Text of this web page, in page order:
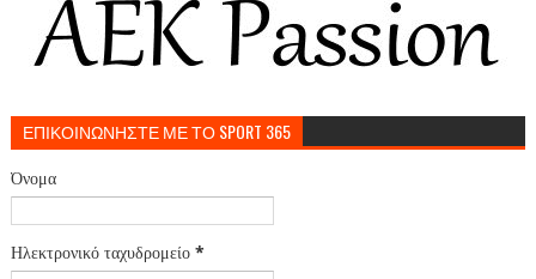
ΕΠΙΚΟΙΝΩΝΗΣΤΕ ΜΕ ΤΟ SPORT 365
Όνομα
Ηλεκτρονικό ταχυδρομείο *